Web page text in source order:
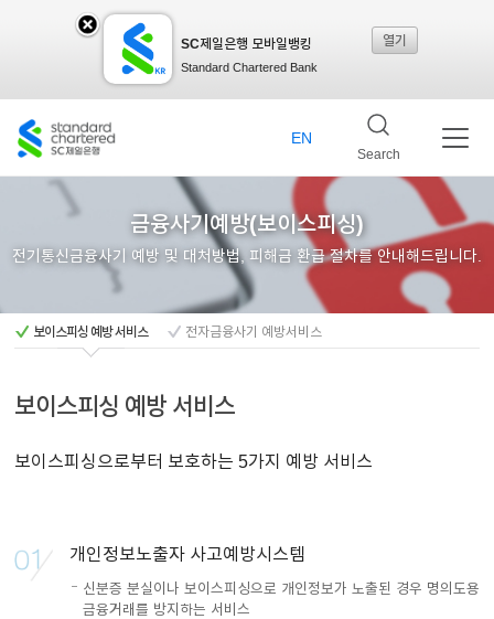
SC제일은행 모바일뱅킹
Standard Chartered Bank
열기
제일
창 닫
Search
EN
금융사기예방(보이스피싱)
전기통신금융사기 예방 및 대처방법, 피해금 환급 절차를 안내해드립니다.
보이스피싱 예방 서비스 전자금융사기 예방서비스
보이스피싱 예방 서비스
보이스피싱으로부터 보호하는 5가지 예방 서비스
개인정보노출자 사고예방시스템
신분증 분실이나 보이스피싱으로 개인정보가 노출된 경우 명의도용
금융거래를 방지하는 서비스